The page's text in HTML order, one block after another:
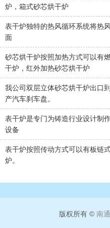
炉，箱式砂芯烘干炉
表干炉独特的热风循环系统将热
面
砂芯烘干炉按照加热方式可以有
干炉，红外加热砂芯烘干炉
我公司双层立体砂芯烘干炉出口
产汽车刹车盘。
表干炉是专门为铸造行业设计制
设备
表干炉按照传动方式可以有板链
炉。
版权所有 © 南